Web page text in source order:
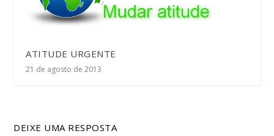
ATITUDE URGENTE
21 de agosto de 2013
DEIXE UMA RESPOSTA